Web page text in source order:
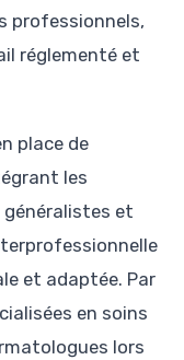
professionnels,
réglementé et
place de
les
généralistes et
et adaptée. Par
en soins
lors